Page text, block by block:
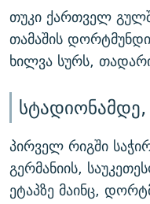
თუკი ქართველ
თამაშის
ხილვა სურს,
პირველ რიგში
გერმანიის,
ეტაპზე მაინც,